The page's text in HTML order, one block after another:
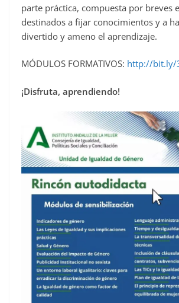
parte práctica, compuesta por breves
destinados a fijar conocimientos y a
divertido y ameno el aprendizaje.
MÓDULOS FORMATIVOS: http://bit.ly/
¡Disfruta, aprendiendo!